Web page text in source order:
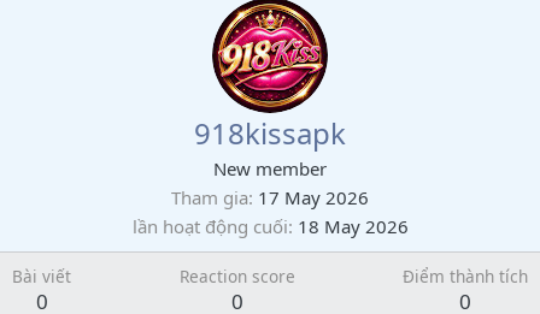
918kissapk
New member
Tham gia 17 May 2026
lần hoạt động cuối 18 May 2026
Bài viết
0
Reaction score
0
Điểm thành tích
0